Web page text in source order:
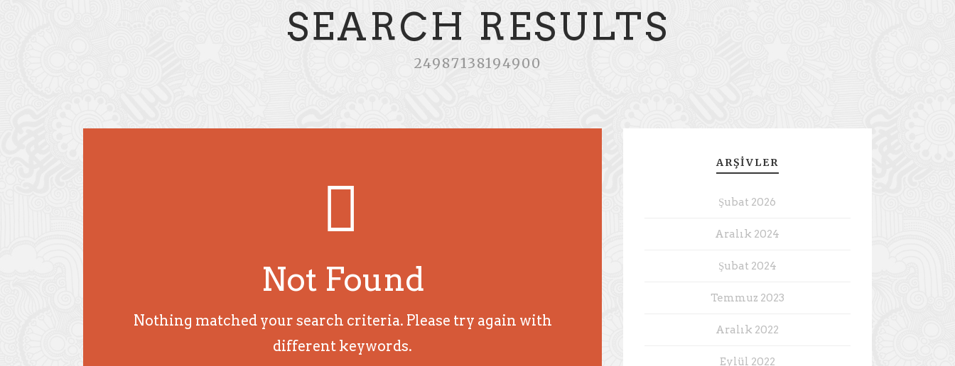
SEARCH RESULTS
24987138194900
Not Found
Nothing matched your search criteria. Please try again with
different keywords.
ARŞIVLER
Şubat 2026
Aralık 2024
Şubat 2024
Temmuz 2023
Aralık 2022
Eylül 2022